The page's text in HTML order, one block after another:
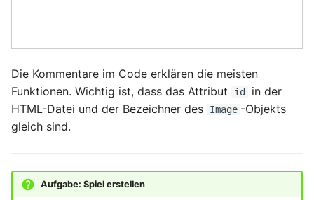
Die Kommentare im Code erklären die meisten
Funktionen. Wichtig ist, dass das Attribut
id
in der
HTML-Datei und der Bezeichner des
Image -Objekts
gleich sind.
Aufgabe: Spiel erstellen